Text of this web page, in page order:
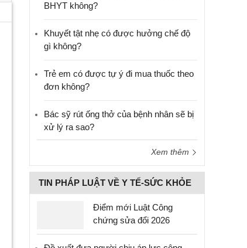
BHYT không?
Khuyết tật nhẹ có được hưởng chế độ
gì không?
Trẻ em có được tự ý đi mua thuốc theo
đơn không?
Bác sỹ rút ống thở của bệnh nhân sẽ bị
xử lý ra sao?
Xem thêm
TIN PHÁP LUẬT VỀ Y TẾ-SỨC KHỎE
Điểm mới Luật Công
chứng sửa đổi 2026